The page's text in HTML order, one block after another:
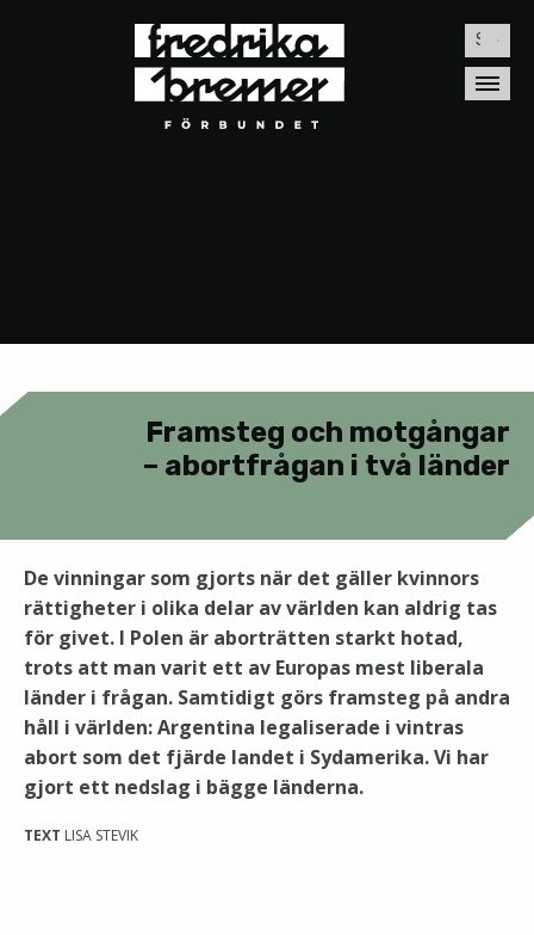
Sök
efter:
Framsteg och motgångar
– abortfrågan i två länder
De vinningar som gjorts när det gäller kvinnors
rättigheter i olika delar av världen kan aldrig tas
för givet. I Polen är aborträtten starkt hotad,
trots att man varit ett av Europas mest liberala
länder i frågan. Samtidigt görs framsteg på andra
håll i världen: Argentina legaliserade i vintras
abort som det fjärde landet i Sydamerika. Vi har
gjort ett nedslag i bägge länderna.
TEXT LISA STEVIK